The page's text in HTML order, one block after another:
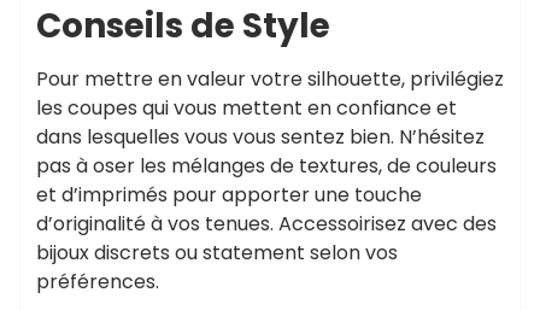
Conseils de Style
Pour mettre en valeur votre silhouette, privilégiez
les coupes qui vous mettent en confiance et
dans lesquelles vous vous sentez bien. N’hésitez
pas à oser les mélanges de textures, de couleurs
et d’imprimés pour apporter une touche
d’originalité à vos tenues. Accessoirisez avec des
bijoux discrets ou statement selon vos
préférences.